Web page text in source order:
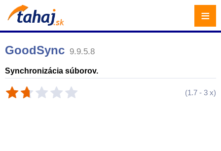
GoodSync 9.9.5.8
Synchronizácia súborov.
(1.7 - 3 x)
≡